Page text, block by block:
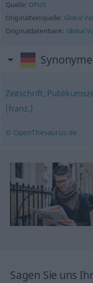
Quelle: OPUS
Originaltextquelle: Global
Originaldatenbank: Global
Zeitschrift,
(franz.)
© OpenThesaurus.de
Sagen Sie uns